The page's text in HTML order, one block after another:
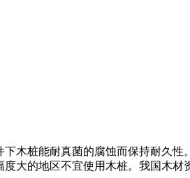
木桩能耐真菌的腐蚀而保持耐久
大的地区不宜使用木桩。我国木材